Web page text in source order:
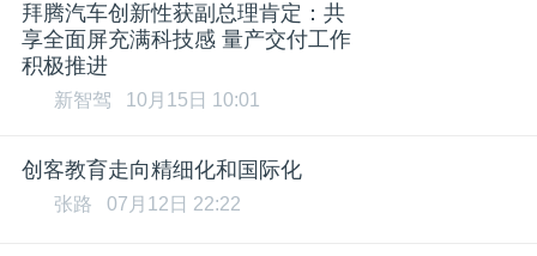
拜腾汽车创新性获副总理肯定：共
享全面屏充满科技感 量产交付工作
积极推进
新智驾 10月15日 10:01
创客教育走向精细化和国际化
张路 07月12日 22:22